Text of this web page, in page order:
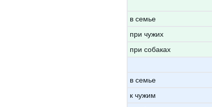
в семье
при чужих
при собаках
в семье
к чужим